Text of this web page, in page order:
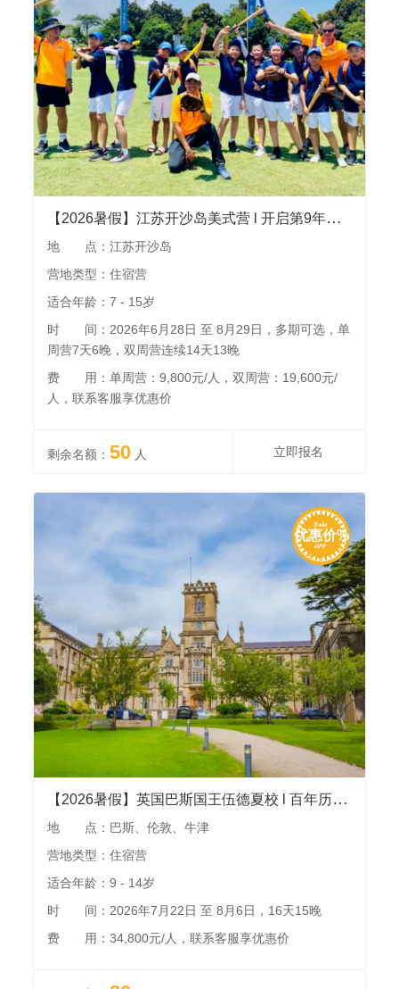
【2026暑假】江苏开沙岛美式营 l 开启第9年，丰富的帆船、马术、击剑等60+活动，外教配比高，独有的花园房车住宿体验，全国营员免费接机
地 点：江苏开沙岛
营地类型：住宿营
适合年龄：7 - 15岁
时 间：2026年6月28日 至 8月29日，多期可选，单
周营7天6晚，双周营连续14天13晚
费 用：单周营：9,800元/人，双周营：19,600元/
人，联系客服享优惠价
剩余名额：50 人 立即报名
优惠价%
【2026暑假】英国巴斯国王伍德夏校 l 百年历史私校开启第5年，感受世界文化遗产名城的魅力
地 点：巴斯、伦敦、牛津
营地类型：住宿营
适合年龄：9 - 14岁
时 间：2026年7月22日 至 8月6日，16天15晚
费 用：34,800元/人，联系客服享优惠价